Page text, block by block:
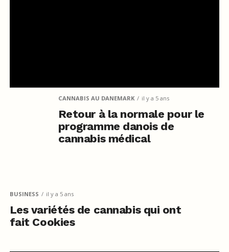
CANNABIS AU DANEMARK il y a 5 ans
Retour à la normale pour le
programme danois de
cannabis médical
BUSINESS il y a 5 ans
Les variétés de cannabis qui ont
fait Cookies